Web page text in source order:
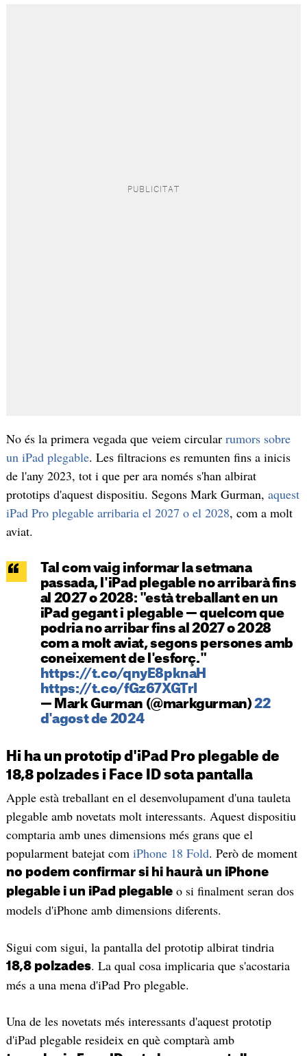
No és la primera vegada que veiem circular rumors sobre
un iPad plegable. Les filtracions es remunten fins a inicis
de l'any 2023, tot i que per ara només s'han albirat
prototips d'aquest dispositiu. Segons Mark Gurman, aquest
iPad Pro plegable arribaria el 2027 o el 2028, com a molt
aviat.
Tal com vaig informar la setmana
passada, l'iPad plegable no arribarà fins
al 2027 o 2028: "està treballant en un
iPad gegant i plegable — quelcom que
podria no arribar fins al 2027 o 2028
com a molt aviat, segons persones amb
coneixement de l'esforç."
https://t.co/qnyE8pknaH
https://t.co/fGz67XGTrI
— Mark Gurman (@markgurman)22
d'agost de 2024
Hi ha un prototip d'iPad Pro plegable de
18,8 polzades i Face ID sota pantalla
Apple està treballant en el desenvolupament d'una tauleta
plegable amb novetats molt interessants. Aquest dispositiu
comptaria amb unes dimensions més grans que el
popularment batejat com iPhone 18 Fold. Però de moment
no podem confirmar si hi haurà un iPhone
plegable i un iPad plegableo si finalment seran dos
models d'iPhone amb dimensions diferents.
Sigui com sigui, la pantalla del prototip albirat tindria
18,8 polzades. La qual cosa implicaria que s'acostaria
més a una mena d'iPad Pro plegable.
Una de les novetats més interessants d'aquest prototip
d'iPad plegable resideix en què comptarà amb